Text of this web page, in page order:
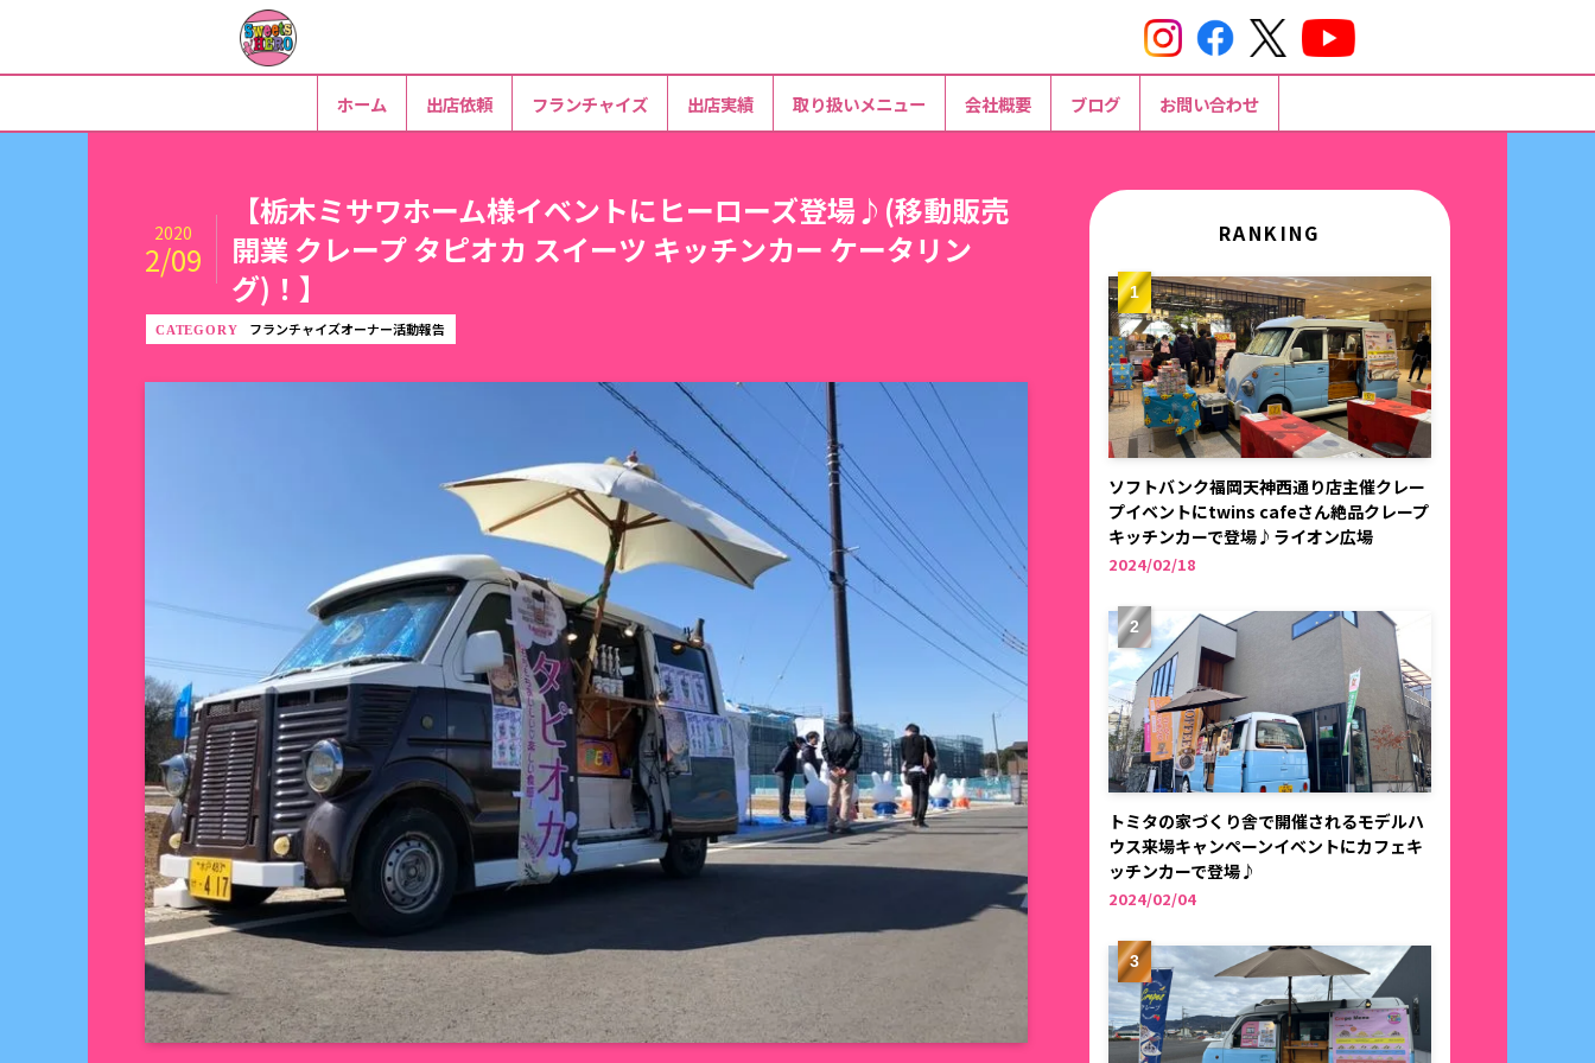
【栃木ミサワホーム様イベントにヒーローズ登場♪(移動販売
開業 クレープ タピオカ スイーツ キッチンカー ケータリン
グ)！】
2020
2/09
フランチャイズオーナー活動報告
RANKING
ソフトバンク福岡天神西通り店主催クレー
プイベントにtwins cafeさん絶品クレープ
キッチンカーで登場♪ライオン広場
2024/02/18
トミタの家づくり舎で開催されるモデルハ
ウス来場キャンペーンイベントにカフェキ
ッチンカーで登場♪
2024/02/04
ホーム 出店依頼 フランチャイズ 出店実績 取り扱いメニュー 会社概要 ブログ お問い合わせ